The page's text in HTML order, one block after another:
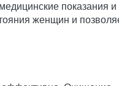
показания и
женщин и